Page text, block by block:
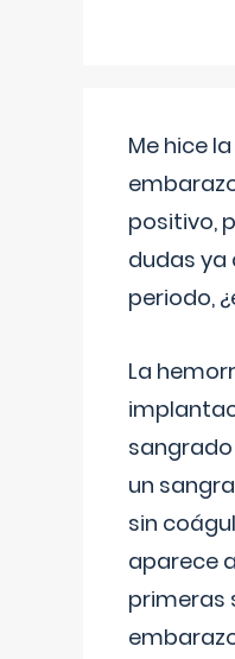
Me hice
positivo,
dudas ya
periodo,
La
un
sin
aparece
primeras